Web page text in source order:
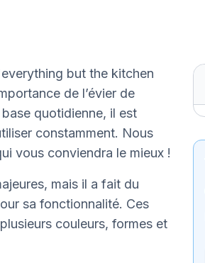
but the kitchen
de l’évier de
quotidienne, il est
constamment. Nous
vous conviendra le mieux !
mais il a fait du
sa fonctionnalité. Ces
couleurs, formes et